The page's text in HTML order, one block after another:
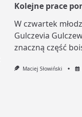
Kolejne prace
W czwartek
Gulczevia
znaczną część
Maciej Słowiński